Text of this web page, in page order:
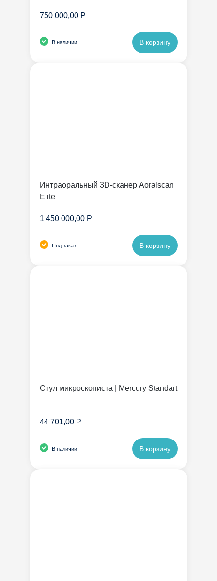
750 000,00 Р
В наличии В корзину
Интраоральный 3D-сканер Aoralscan
Elite
1 450 000,00 Р
Под заказ В корзину
Стул микроскописта | Mercury Standart
44 701,00 Р
В наличии В корзину